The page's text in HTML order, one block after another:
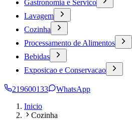
Gastronomia e Servico
Lavagem
Cozinha
Processamento de Alimentos
Bebidas
Exposicao e Conservacao
219600133
WhatsApp
Inicio
Cozinha